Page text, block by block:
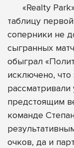
«Realty
таблицу
соперники не
сыгранных
обыграл
исключено,
предстоящим
команде
очков, да и